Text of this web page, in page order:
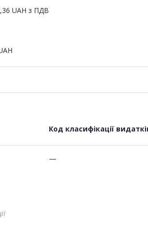
UAH з ПДВ
Код класифікації
—